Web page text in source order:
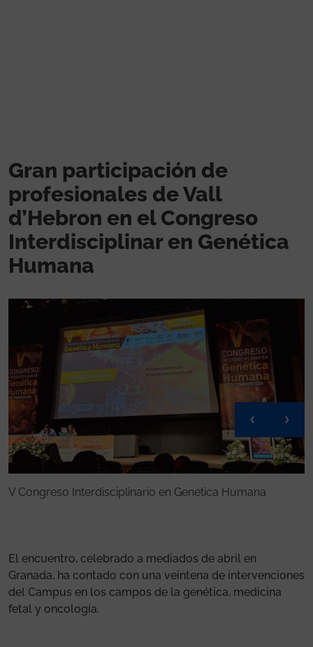
Gran participación de
profesionales de Vall
d’Hebron en el Congreso
Interdisciplinar en Genética
Humana
V Congreso Interdisciplinario en Genética Humana
El encuentro, celebrado a mediados de abril en
Granada, ha contado con una veintena de intervenciones
del Campus en los campos de la genética, medicina
fetal y oncología.